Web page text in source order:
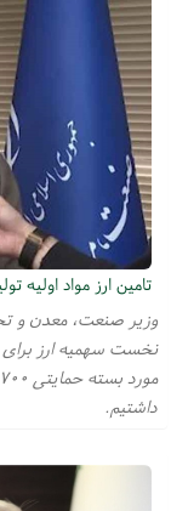
تامین ارز مواد اولیه
وزیر صنعت، معدن و
نخست سهمیه ارز برای
داشتیم.